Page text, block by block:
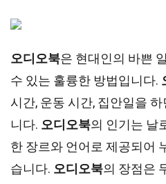
오디오북은 현대인의 바쁜
수 있는 훌륭한 방법입니다.
시간, 운동 시간, 집안일을
니다. 오디오북의 인기는 날
한 장르와 언어로 제공되어
습니다. 오디오북의 장점은